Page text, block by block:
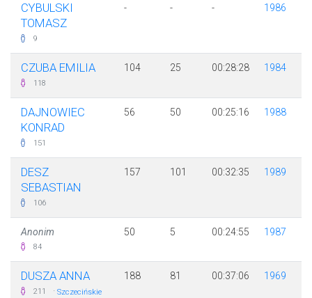
CYBULSKI
TOMASZ
9
- - - 1986
CZUBA EMILIA
118
104 25 00:28:28 1984
DAJNOWIEC
KONRAD
151
56 50 00:25:16 1988
DESZ
SEBASTIAN
106
157 101 00:32:35 1989
Anonim
84
50 5 00:24:55 1987
DUSZA ANNA
211 · Szczecińskie
188 81 00:37:06 1969